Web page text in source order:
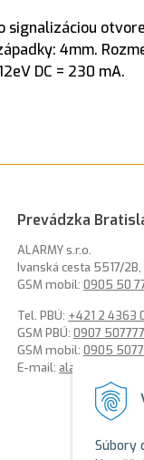
Súbory
4mm.
DC = 230 mA.
Prevádzka
ALARMY s.r.o.
Ivanská cesta 5517/
GSM mobil: 0905 50
Tel. PBÚ: +421 2 4363
GSM PBÚ: 0907 507777
GSM mobil: 0905
E-mail: